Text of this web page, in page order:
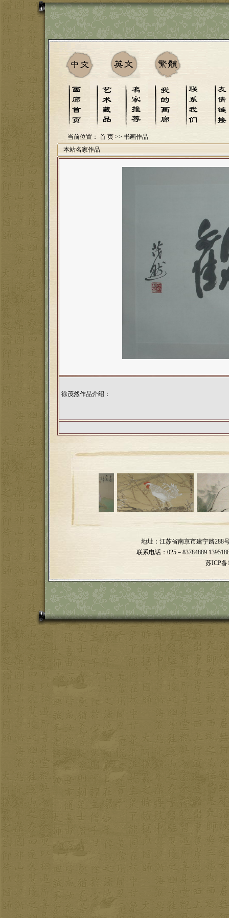
当前位置： 首 页>> 书画作品
本站名家作品
徐茂然作品介绍：
地址：江苏省南京市建宁路
联系电话：025－83784889
苏ICP备